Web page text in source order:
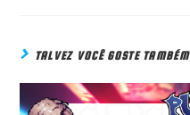
TALVEZ VOCÊ GOSTE TAMBÉM